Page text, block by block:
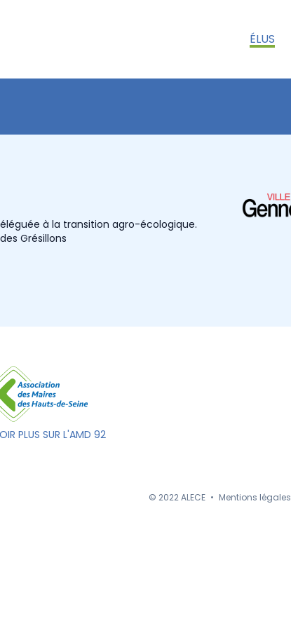
ÉLUS
à la transition agro-écologique.
Grésillons
PLUS SUR L'AMD 92
© 2022 ALECE • Mentions légales